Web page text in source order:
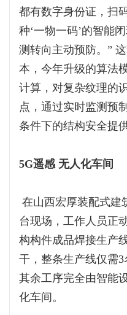
都有数字身份证，扫
种‘一物一码’的智能
测转向主动预防。”
本，今年升级的算法
计算，对复杂纹理的
点，通过实时监测预
条件下的结构安全提
5G遥感 无人化车间
在山西宏厚装配式建
台现场，工作人员正
构构件成品焊接生
干，整条生产线仅需3
其余工序完全由智能
化车间。